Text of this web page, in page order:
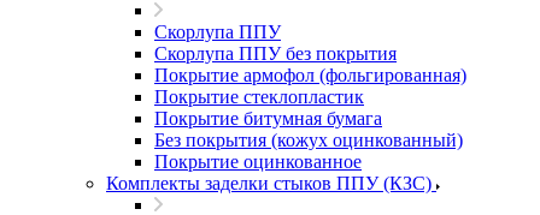
Скорлупа ППУ
Скорлупа ППУ без покрытия
Покрытие армофол (фольгированная)
Покрытие стеклопластик
Покрытие битумная бумага
Без покрытия (кожух оцинкованный)
Покрытие оцинкованное
Комплекты заделки стыков ППУ (КЗС)